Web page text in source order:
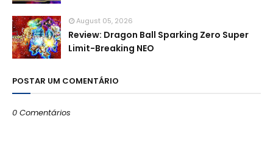
August 05, 2026
Review: Dragon Ball Sparking Zero Super
Limit-Breaking NEO
POSTAR UM COMENTÁRIO
0 Comentários